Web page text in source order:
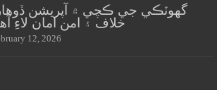
گهوٽڪي جي ڪچي ۾ آپريشن
خلاف ۽ امن امان لاءِ
12, 2026